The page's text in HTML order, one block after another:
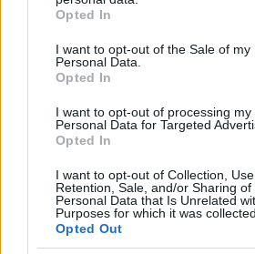
grant or deny consent to Google and
use your data for below specified
consent section.
Opted In
I want to opt-out of the Sale of my
Personal Data.
Opted In
I want to opt-out of processing my
Personal Data for Targeted
Opted In
I want to opt-out of Collection, Use,
Retention, Sale, and/or Sharing of
Personal Data that Is Unrelated
Purposes for which it was collected.
Opted Out
Vispirms
pēc tam…
atklāj jaunas
mēģinājumu